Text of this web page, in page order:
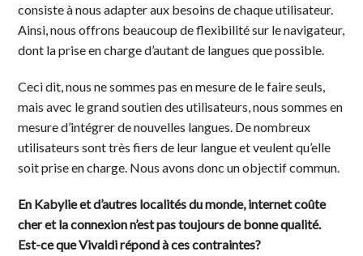
consiste à nous adapter aux besoins de chaque utilisateur.
Ainsi, nous offrons beaucoup de flexibilité sur le navigateur,
dont la prise en charge d’autant de langues que possible.
Ceci dit, nous ne sommes pas en mesure de le faire seuls,
mais avec le grand soutien des utilisateurs, nous sommes en
mesure d’intégrer de nouvelles langues. De nombreux
utilisateurs sont très fiers de leur langue et veulent qu’elle
soit prise en charge. Nous avons donc un objectif commun.
En Kabylie et d’autres localités du monde, internet coûte
cher et la connexion n’est pas toujours de bonne qualité.
Est-ce que Vivaldi répond à ces contraintes?